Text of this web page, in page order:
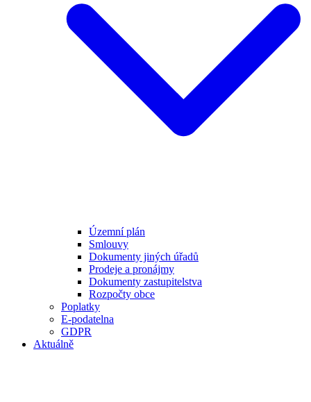
Územní plán
Smlouvy
Dokumenty jiných úřadů
Prodeje a pronájmy
Dokumenty zastupitelstva
Rozpočty obce
Poplatky
E-podatelna
GDPR
Aktuálně